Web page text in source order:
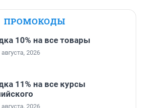
ПРОМОКОДЫ
10% на все товары
2026
11% на все курсы
2026